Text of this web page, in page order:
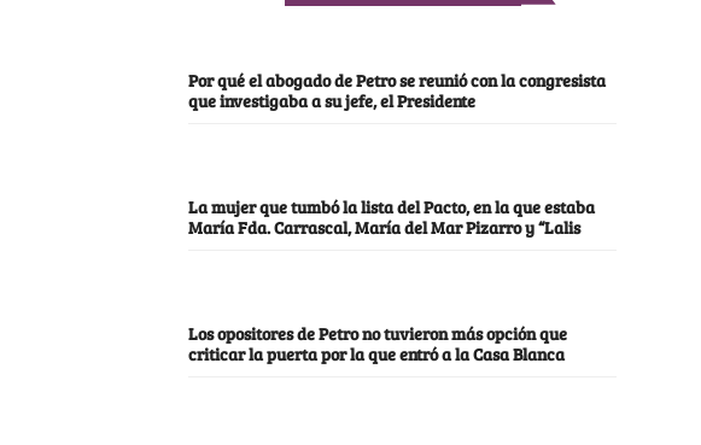
Por qué el abogado de Petro se reunió con la congresista
que investigaba a su jefe, el Presidente
La mujer que tumbó la lista del Pacto, en la que estaba
María Fda. Carrascal, María del Mar Pizarro y “Lalis
Los opositores de Petro no tuvieron más opción que
criticar la puerta por la que entró a la Casa Blanca